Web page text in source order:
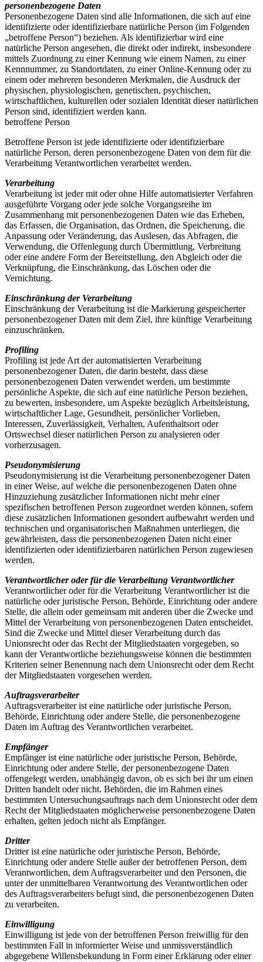
personenbezogene Daten
Personenbezogene Daten sind alle Informationen, die sich auf eine
identifizierte oder identifizierbare natürliche Person (im Folgenden
„betroffene Person“) beziehen. Als identifizierbar wird eine
natürliche Person angesehen, die direkt oder indirekt, insbesondere
mittels Zuordnung zu einer Kennung wie einem Namen, zu einer
Kennnummer, zu Standortdaten, zu einer Online-Kennung oder zu
einem oder mehreren besonderen Merkmalen, die Ausdruck der
physischen, physiologischen, genetischen, psychischen,
wirtschaftlichen, kulturellen oder sozialen Identität dieser natürlichen
Person sind, identifiziert werden kann.
betroffene Person
Betroffene Person ist jede identifizierte oder identifizierbare
natürliche Person, deren personenbezogene Daten von dem für die
Verarbeitung Verantwortlichen verarbeitet werden.
Verarbeitung
Verarbeitung ist jeder mit oder ohne Hilfe automatisierter Verfahren
ausgeführte Vorgang oder jede solche Vorgangsreihe im
Zusammenhang mit personenbezogenen Daten wie das Erheben,
das Erfassen, die Organisation, das Ordnen, die Speicherung, die
Anpassung oder Veränderung, das Auslesen, das Abfragen, die
Verwendung, die Offenlegung durch Übermittlung, Verbreitung
oder eine andere Form der Bereitstellung, den Abgleich oder die
Verknüpfung, die Einschränkung, das Löschen oder die
Vernichtung.
Einschränkung der Verarbeitung
Einschränkung der Verarbeitung ist die Markierung gespeicherter
personenbezogener Daten mit dem Ziel, ihre künftige Verarbeitung
einzuschränken.
Profiling
Profiling ist jede Art der automatisierten Verarbeitung
personenbezogener Daten, die darin besteht, dass diese
personenbezogenen Daten verwendet werden, um bestimmte
persönliche Aspekte, die sich auf eine natürliche Person beziehen,
zu bewerten, insbesondere, um Aspekte bezüglich Arbeitsleistung,
wirtschaftlicher Lage, Gesundheit, persönlicher Vorlieben,
Interessen, Zuverlässigkeit, Verhalten, Aufenthaltsort oder
Ortswechsel dieser natürlichen Person zu analysieren oder
vorherzusagen.
Pseudonymisierung
Pseudonymisierung ist die Verarbeitung personenbezogener Daten
in einer Weise, auf welche die personenbezogenen Daten ohne
Hinzuziehung zusätzlicher Informationen nicht mehr einer
spezifischen betroffenen Person zugeordnet werden können, sofern
diese zusätzlichen Informationen gesondert aufbewahrt werden und
technischen und organisatorischen Maßnahmen unterliegen, die
gewährleisten, dass die personenbezogenen Daten nicht einer
identifizierten oder identifizierbaren natürlichen Person zugewiesen
werden.
Verantwortlicher oder für die Verarbeitung Verantwortlicher
Verantwortlicher oder für die Verarbeitung Verantwortlicher ist die
natürliche oder juristische Person, Behörde, Einrichtung oder andere
Stelle, die allein oder gemeinsam mit anderen über die Zwecke und
Mittel der Verarbeitung von personenbezogenen Daten entscheidet.
Sind die Zwecke und Mittel dieser Verarbeitung durch das
Unionsrecht oder das Recht der Mitgliedstaaten vorgegeben, so
kann der Verantwortliche beziehungsweise können die bestimmten
Kriterien seiner Benennung nach dem Unionsrecht oder dem Recht
der Mitgliedstaaten vorgesehen werden.
Auftragsverarbeiter
Auftragsverarbeiter ist eine natürliche oder juristische Person,
Behörde, Einrichtung oder andere Stelle, die personenbezogene
Daten im Auftrag des Verantwortlichen verarbeitet.
Empfänger
Empfänger ist eine natürliche oder juristische Person, Behörde,
Einrichtung oder andere Stelle, der personenbezogene Daten
offengelegt werden, unabhängig davon, ob es sich bei ihr um einen
Dritten handelt oder nicht. Behörden, die im Rahmen eines
bestimmten Untersuchungsauftrags nach dem Unionsrecht oder dem
Recht der Mitgliedstaaten möglicherweise personenbezogene Daten
erhalten, gelten jedoch nicht als Empfänger.
Dritter
Dritter ist eine natürliche oder juristische Person, Behörde,
Einrichtung oder andere Stelle außer der betroffenen Person, dem
Verantwortlichen, dem Auftragsverarbeiter und den Personen, die
unter der unmittelbaren Verantwortung des Verantwortlichen oder
des Auftragsverarbeiters befugt sind, die personenbezogenen Daten
zu verarbeiten.
Einwilligung
Einwilligung ist jede von der betroffenen Person freiwillig für den
bestimmten Fall in informierter Weise und unmissverständlich
abgegebene Willensbekundung in Form einer Erklärung oder einer